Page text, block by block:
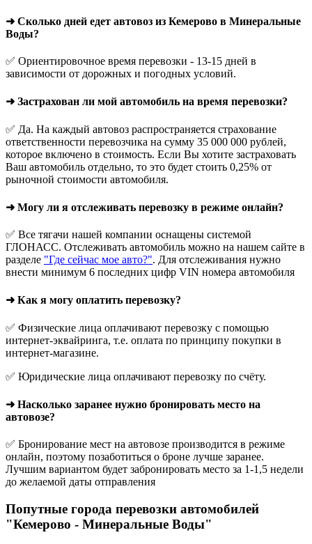
➜ Сколько дней едет автовоз из Кемерово в Минеральные
Воды?
✅ Ориентировочное время перевозки - 13-15 дней в
зависимости от дорожных и погодных условий.
➜ Застрахован ли мой автомобиль на время перевозки?
✅ Да. На каждый автовоз распространяется страхование
ответственности перевозчика на сумму 35 000 000 рублей,
которое включено в стоимость. Если Вы хотите застраховать
Ваш автомобиль отдельно, то это будет стоить 0,25% от
рыночной стоимости автомобиля.
➜ Могу ли я отслеживать перевозку в режиме онлайн?
✅ Все тягачи нашей компании оснащены системой
ГЛОНАСС. Отслеживать автомобиль можно на нашем сайте в
разделе "Где сейчас мое авто?". Для отслеживания нужно
внести минимум 6 последних цифр VIN номера автомобиля
➜ Как я могу оплатить перевозку?
✅ Физические лица оплачивают перевозку с помощью
интернет-эквайринга, т.е. оплата по принципу покупки в
интернет-магазине.
✅ Юридические лица оплачивают перевозку по счёту.
➜ Насколько заранее нужно бронировать место на
автовозе?
✅ Бронирование мест на автовозе производится в режиме
онлайн, поэтому позаботиться о броне лучше заранее.
Лучшим вариантом будет забронировать место за 1-1,5 недели
до желаемой даты отправления
Попутные города перевозки автомобилей
"Кемерово - Минеральные Воды"